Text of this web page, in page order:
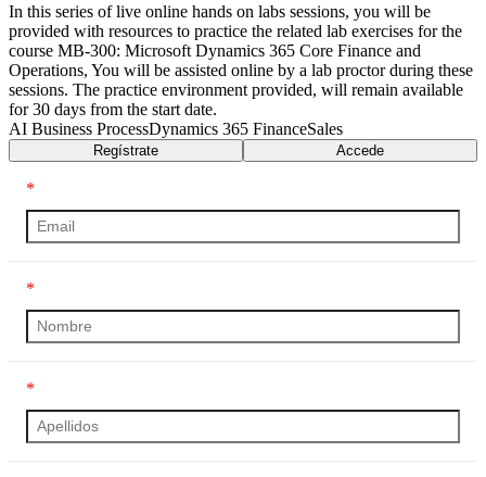
In this series of live online hands on labs sessions, you will be
provided with resources to practice the related lab exercises for the
course MB-300: Microsoft Dynamics 365 Core Finance and
Operations, You will be assisted online by a lab proctor during these
sessions. The practice environment provided, will remain available
for 30 days from the start date.
AI Business ProcessDynamics 365 FinanceSales
Regístrate Accede
*
*
*